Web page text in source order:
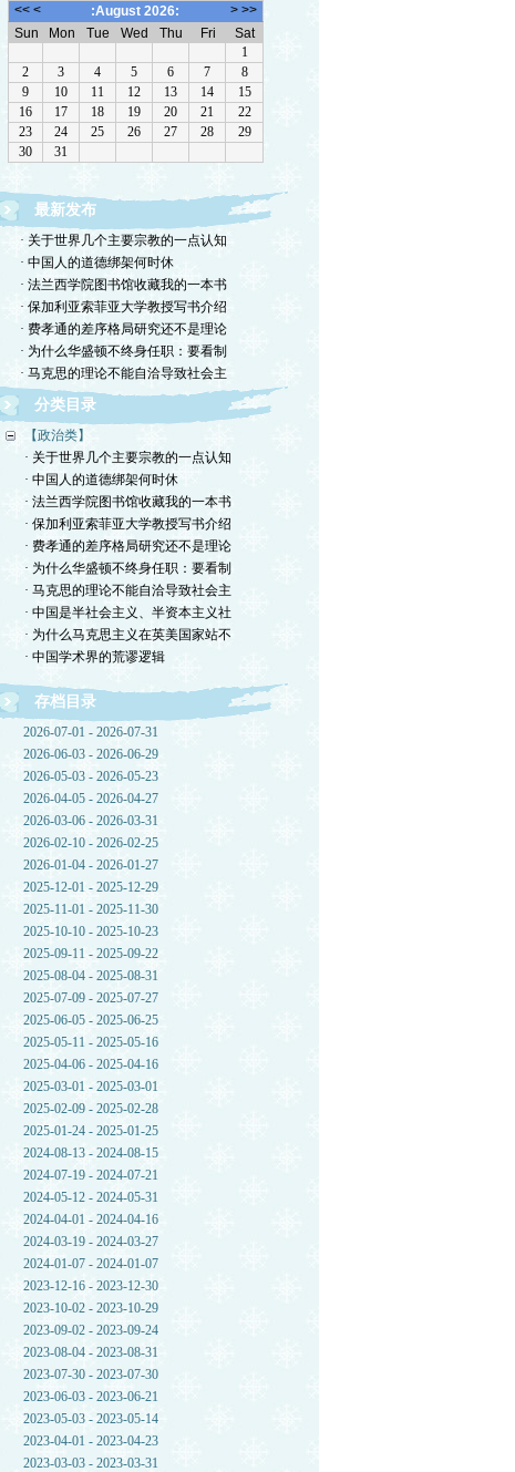
最新发布
· 关于世界几个主要宗教的一点认知
· 中国人的道德绑架何时休
· 法兰西学院图书馆收藏我的一本书
· 保加利亚索菲亚大学教授写书介绍
· 费孝通的差序格局研究还不是理论
· 为什么华盛顿不终身任职：要看制
· 马克思的理论不能自洽导致社会主
分类目录
【政治类】
· 关于世界几个主要宗教的一点认知
· 中国人的道德绑架何时休
· 法兰西学院图书馆收藏我的一本书
· 保加利亚索菲亚大学教授写书介绍
· 费孝通的差序格局研究还不是理论
· 为什么华盛顿不终身任职：要看制
· 马克思的理论不能自洽导致社会主
· 中国是半社会主义、半资本主义社
· 为什么马克思主义在英美国家站不
· 中国学术界的荒谬逻辑
存档目录
2026-07-01 - 2026-07-31
2026-06-03 - 2026-06-29
2026-05-03 - 2026-05-23
2026-04-05 - 2026-04-27
2026-03-06 - 2026-03-31
2026-02-10 - 2026-02-25
2026-01-04 - 2026-01-27
2025-12-01 - 2025-12-29
2025-11-01 - 2025-11-30
2025-10-10 - 2025-10-23
2025-09-11 - 2025-09-22
2025-08-04 - 2025-08-31
2025-07-09 - 2025-07-27
2025-06-05 - 2025-06-25
2025-05-11 - 2025-05-16
2025-04-06 - 2025-04-16
2025-03-01 - 2025-03-01
2025-02-09 - 2025-02-28
2025-01-24 - 2025-01-25
2024-08-13 - 2024-08-15
2024-07-19 - 2024-07-21
2024-05-12 - 2024-05-31
2024-04-01 - 2024-04-16
2024-03-19 - 2024-03-27
2024-01-07 - 2024-01-07
2023-12-16 - 2023-12-30
2023-10-02 - 2023-10-29
2023-09-02 - 2023-09-24
2023-08-04 - 2023-08-31
2023-07-30 - 2023-07-30
2023-06-03 - 2023-06-21
2023-05-03 - 2023-05-14
2023-04-01 - 2023-04-23
2023-03-03 - 2023-03-31